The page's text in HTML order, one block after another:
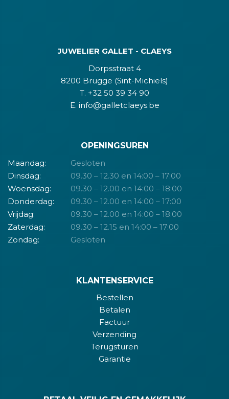
JUWELIER GALLET - CLAEYS
Dorpsstraat 4
8200 Brugge (Sint-Michiels)
T. +32 50 39 34 90
E. info@galletclaeys.be
OPENINGSUREN
Maandag:
Gesloten
Dinsdag:
09.30 – 12.30 en 14:00 – 17:00
Woensdag:
09.30 – 12.00 en 14:00 – 18:00
Donderdag:
09.30 – 12.00 en 14:00 – 17:00
Vrijdag:
09.30 – 12.00 en 14:00 – 18:00
Zaterdag:
09.30 – 12.15 en 14:00 – 17:00
Zondag:
Gesloten
KLANTENSERVICE
Bestellen
Betalen
Factuur
Verzending
Terugsturen
Garantie